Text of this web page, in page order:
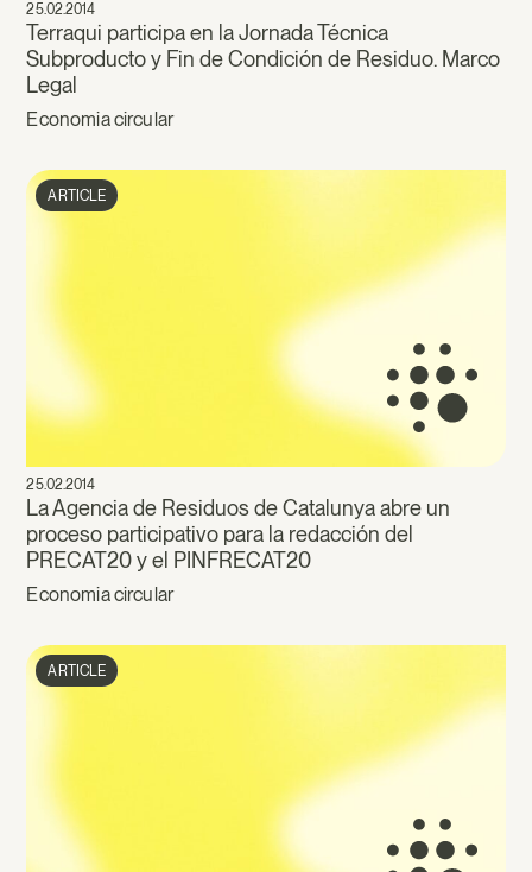
25.02.2014
Terraqui participa en la Jornada Técnica
Subproducto y Fin de Condición de Residuo. Marco
Legal
Economia circular
ARTICLE
25.02.2014
La Agencia de Residuos de Catalunya abre un
proceso participativo para la redacción del
PRECAT20 y el PINFRECAT20
Economia circular
ARTICLE